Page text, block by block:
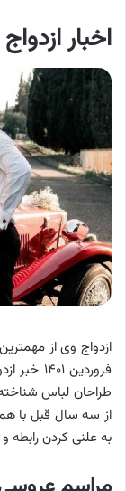
اخبار
طراحان لباس
از سه سال قبل با
به علنی کردن رابطه و